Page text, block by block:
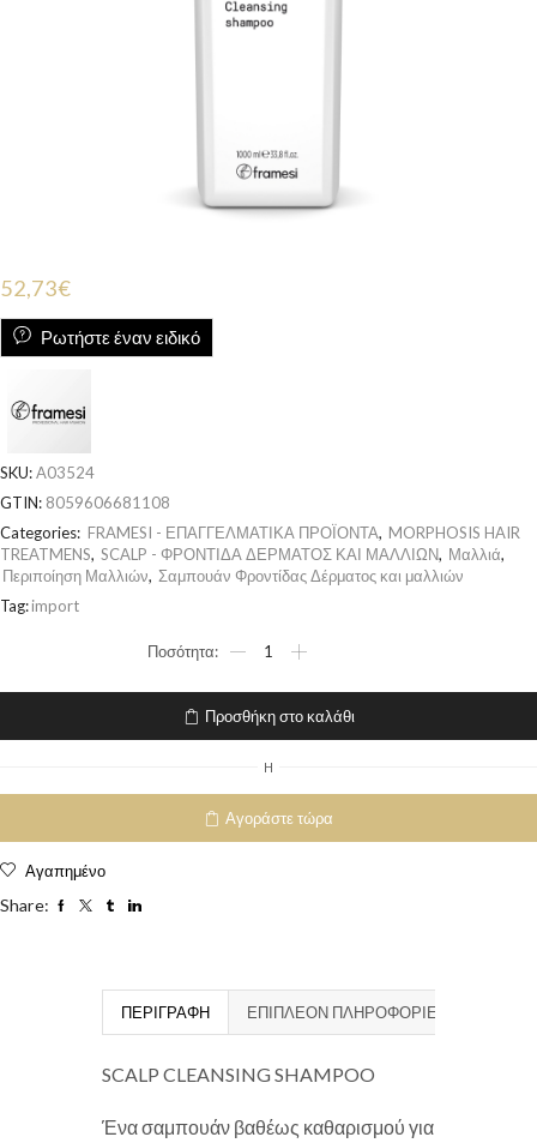
52,73€
Ρωτήστε έναν ειδικό
SKU:A03524
GTIN: 8059606681108
Categories: FRAMESI - ΕΠΑΓΓΕΛΜΑΤΙΚΑ ΠΡΟΪΟΝΤΑ, MORPHOSIS HAIR
TREATMENS, SCALP - ΦΡΟΝΤΙΔΑ ΔΕΡΜΑΤΟΣ ΚΑΙ ΜΑΛΛΙΩΝ, Μαλλιά,
Περιποίηση Μαλλιών, Σαμπουάν Φροντίδας Δέρματος και μαλλιών
Tag:import
Προσθήκη στο καλάθι
H
Αγοράστε τώρα
Αγαπημένο
Share:
ΠΕΡΙΓΡΑΦΉ ΕΠΙΠΛΈΟΝ ΠΛΗΡΟΦΟΡΊΕΣ
SCALP CLEANSING SHAMPOO
Ένα σαμπουάν βαθέως καθαρισμού για